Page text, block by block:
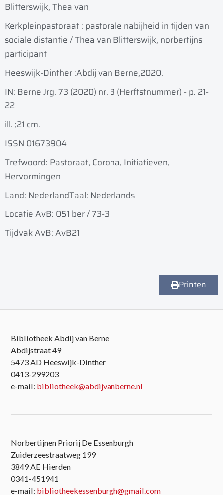
Blitterswijk, Thea van
Kerkpleinpastoraat : pastorale nabijheid in tijden van
sociale distantie / Thea van Blitterswijk, norbertijns
participant
Heeswijk-Dinther :Abdij van Berne,2020.
IN: Berne Jrg. 73 (2020) nr. 3 (Herftstnummer) - p. 21-
22
ill. ;21 cm.
ISSN 01673904
Trefwoord: Pastoraat, Corona, Initiatieven,
Hervormingen
Land: NederlandTaal: Nederlands
Locatie AvB: 051 ber / 73-3
Tijdvak AvB: AvB21
Printen
Bibliotheek Abdij van Berne
Abdijstraat 49
5473 AD Heeswijk-Dinther
0413-299203
e-mail: bibliotheek@abdijvanberne.nl
Norbertijnen Priorij De Essenburgh
Zuiderzeestraatweg 199
3849 AE Hierden
0341-451941
e-mail: bibliotheekessenburgh@gmail.com